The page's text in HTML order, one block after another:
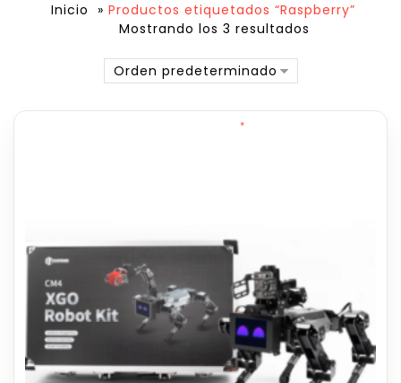
Inicio » Productos etiquetados “Raspberry”
Mostrando los 3 resultados
Orden predeterminado